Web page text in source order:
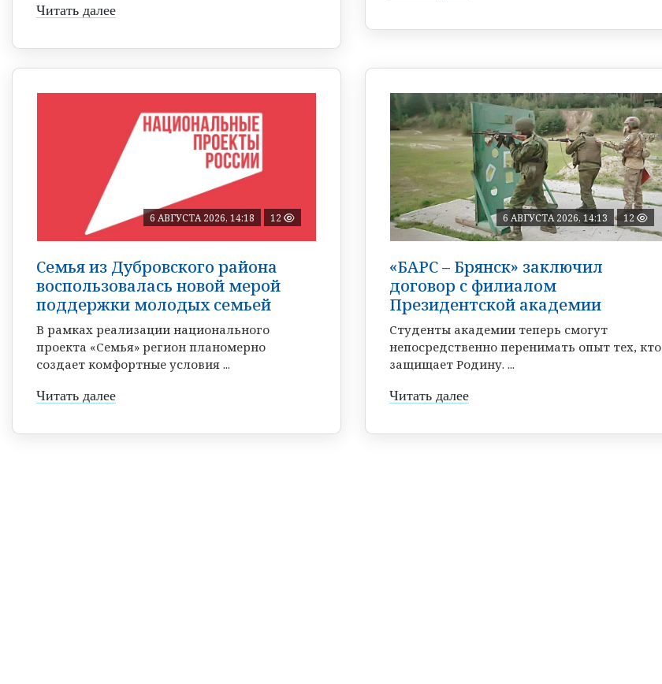
Читать далее
6 АВГУСТА 2026, 14:18 12
Семья из Дубровского района
воспользовалась новой мерой
поддержки молодых семьей
В рамках реализации национального
проекта «Семья» регион планомерно
создает комфортные условия ...
Читать далее
6 АВГУСТА 2026, 14:13 12
«БАРС – Брянск» заключил
договор с филиалом
Президентской академии
Студенты академии теперь смогут
непосредственно перенимать опыт тех, кто
защищает Родину. ...
Читать далее